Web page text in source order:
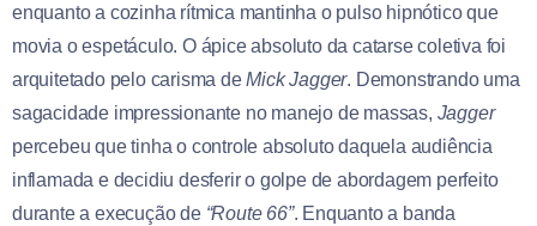
enquanto a cozinha rítmica mantinha o pulso hipnótico que
movia o espetáculo. O ápice absoluto da catarse coletiva foi
arquitetado pelo carisma deMick Jagger. Demonstrando uma
sagacidade impressionante no manejo de massas, Jagger
percebeu que tinha o controle absoluto daquela audiência
inflamada e decidiu desferir o golpe de abordagem perfeito
durante a execução de “Route 66”. Enquanto a banda